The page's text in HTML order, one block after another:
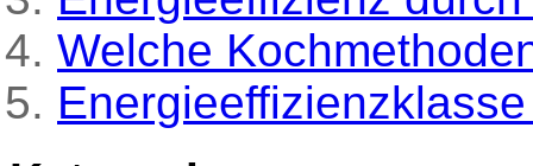
Welche